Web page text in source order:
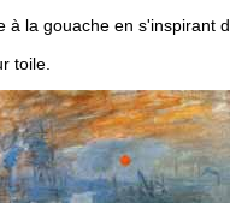
à la gouache en s'inspirant
toile.